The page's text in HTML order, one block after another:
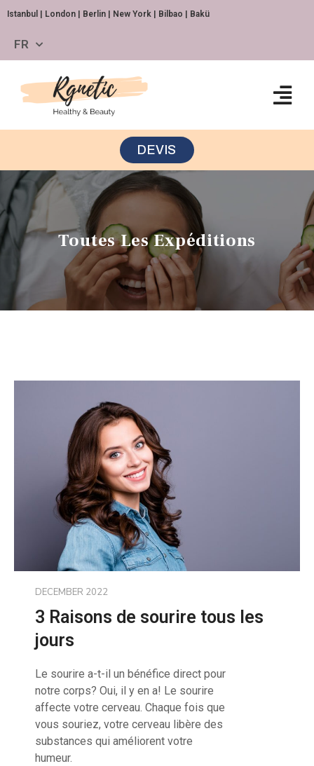
Istanbul | London | Berlin | New York | Bilbao | Bakü
FR
DEVIS
Toutes Les Expéditions
DECEMBER 2022
3 Raisons de sourire tous les
jours
Le sourire a-t-il un bénéfice direct pour
notre corps? Oui, il y en a! Le sourire
affecte votre cerveau. Chaque fois que
vous souriez, votre cerveau libère des
substances qui améliorent votre
humeur.